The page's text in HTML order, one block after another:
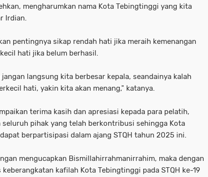
mengharumkan nama Kota Tebingtinggi yang kita
Irdian.
pentingnya sikap rendah hati jika meraih kemenangan
hati jika belum berhasil.
jangan langsung kita berbesar kepala, seandainya kalah
hati, yakin kita akan menang," katanya.
terima kasih dan apresiasi kepada para pelatih,
pihak yang telah berkontribusi sehingga Kota
berpartisipasi dalam ajang STQH tahun 2025 ini.
mengucapkan Bismillahirrahmanirrahim, maka dengan
keberangkatan kafilah Kota Tebingtinggi pada STQH ke-19